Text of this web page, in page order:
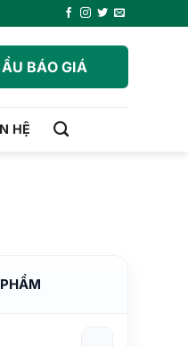
BÁO GIÁ
HỆ